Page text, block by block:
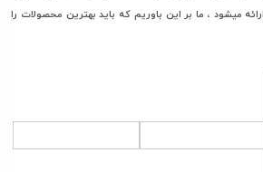
میشود ، ما بر این باوریم که باید بهترین محصولات را
مشتریان گرامی مان قرار دهیم، به همین جهت فقط مستقیما
به صفر برسانیم
هدف ماتیا رساندن کالا به دست مشتری با قیمتی منصفانه
ماندن در این بازار به مدت طولانی برنامه ریزی کرده ایم
آوردن اعتماد شما مشتریان گرامی، صورت نمی پذیرد